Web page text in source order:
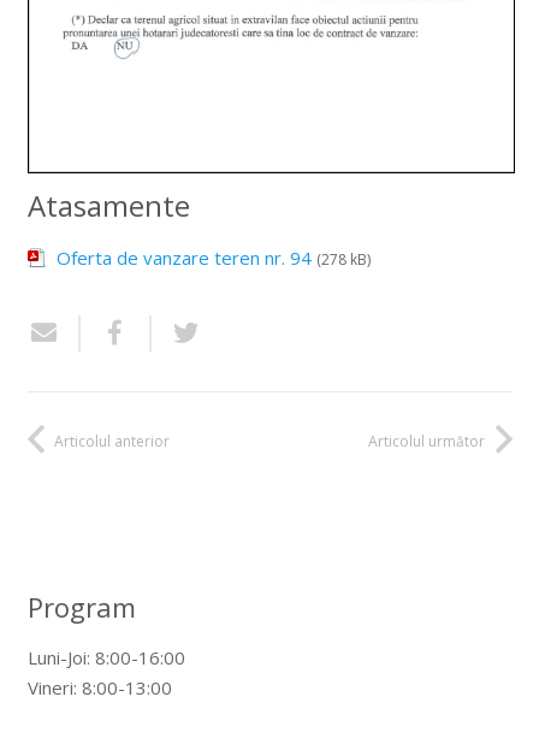
Atasamente
Oferta de vanzare teren nr. 94 (278 kB)
Articolul anterior Articolul următor
Program
Luni-Joi: 8:00-16:00
Vineri: 8:00-13:00